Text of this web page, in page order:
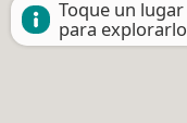
Toque un lugar
para explorarlo